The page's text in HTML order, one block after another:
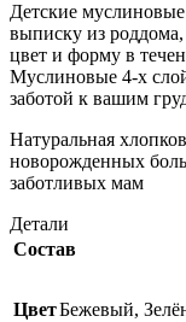
Детские
выписку из
цвет и форму в
Муслиновые 4-х
заботой к вашим
Натуральная
новорожденных
заботливых мам
Детали
Состав
ЦветБежевый,